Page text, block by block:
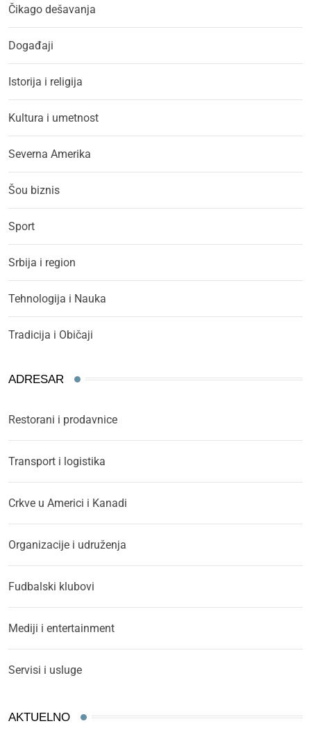
Čikago dešavanja
Događaji
Istorija i religija
Kultura i umetnost
Severna Amerika
Šou biznis
Sport
Srbija i region
Tehnologija i Nauka
Tradicija i Običaji
ADRESAR
Restorani i prodavnice
Transport i logistika
Crkve u Americi i Kanadi
Organizacije i udruženja
Fudbalski klubovi
Mediji i entertainment
Servisi i usluge
AKTUELNO